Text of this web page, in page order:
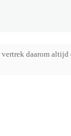
daarom